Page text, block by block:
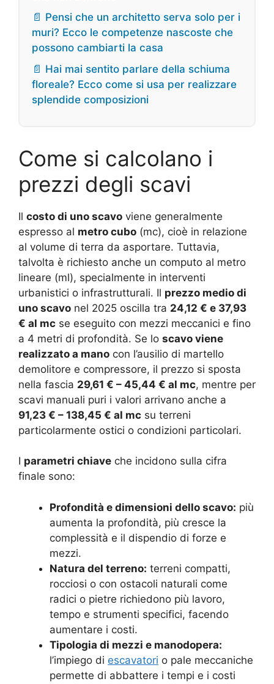
📄 Pensi che un architetto serva solo per i
muri? Ecco le competenze nascoste che
possono cambiarti la casa
📄 Hai mai sentito parlare della schiuma
floreale? Ecco come si usa per realizzare
splendide composizioni
Come si calcolano i
prezzi degli scavi
Il costo di uno scavo viene generalmente
espresso al metro cubo (mc), cioè in relazione
al volume di terra da asportare. Tuttavia,
talvolta è richiesto anche un computo al metro
lineare (ml), specialmente in interventi
urbanistici o infrastrutturali. Il prezzo medio di
uno scavo nel 2025 oscilla tra 24,12 € e 37,93
€ al mc se eseguito con mezzi meccanici e fino
a 4 metri di profondità. Se lo scavo viene
realizzato a mano con l’ausilio di martello
demolitore e compressore, il prezzo si sposta
nella fascia 29,61 € – 45,44 € al mc, mentre per
scavi manuali puri i valori arrivano anche a
91,23 € – 138,45 € al mc su terreni
particolarmente ostici o condizioni particolari.
I parametri chiave che incidono sulla cifra
finale sono:
Profondità e dimensioni dello scavo: più
aumenta la profondità, più cresce la
complessità e il dispendio di forze e
mezzi.
Natura del terreno: terreni compatti,
rocciosi o con ostacoli naturali come
radici o pietre richiedono più lavoro,
tempo e strumenti specifici, facendo
aumentare i costi.
Tipologia di mezzi e manodopera:
l’impiego di escavatori o pale meccaniche
permette di abbattere i tempi e i costi